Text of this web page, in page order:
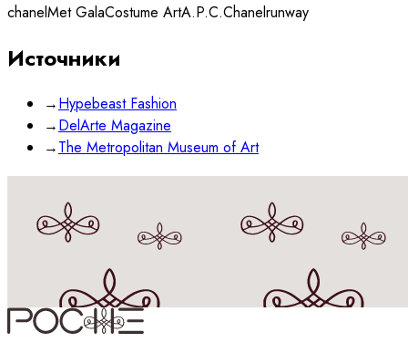
chanelMet GalaCostume ArtA.P.C.Chanelrunway
Источники
→Hypebeast Fashion
→DelArte Magazine
→The Metropolitan Museum of Art
Принимаюполитикуобработки данных